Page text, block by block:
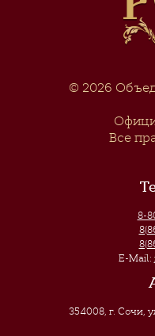
© 2026
Все
8-
E-Mail:
354008, г. Сочи,